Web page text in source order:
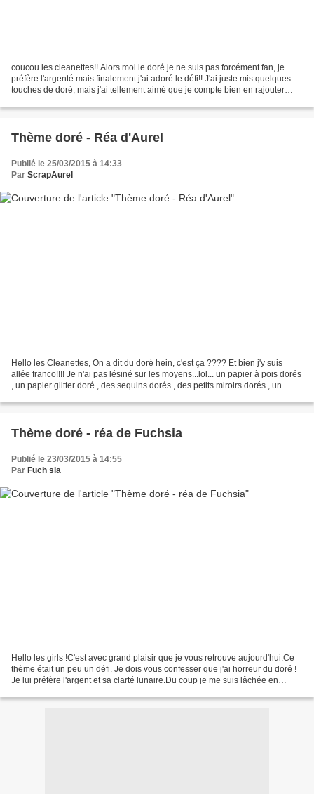
coucou les cleanettes!! Alors moi le doré je ne suis pas forcément fan, je
préfère l'argenté mais finalement j'ai adoré le défi!! J'ai juste mis quelques
touches de doré, mais j'ai tellement aimé que je compte bien en rajouter
Thème doré - Réa d'Aurel
Publié le 25/03/2015 à 14:33
Par ScrapAurel
Hello les Cleanettes, On a dit du doré hein, c'est ça ???? Et bien j'y suis
allée franco!!!! Je n'ai pas lésiné sur les moyens...lol... un papier à pois dorés
, un papier glitter doré , des sequins dorés , des petits miroirs dorés , un
Thème doré - réa de Fuchsia
Publié le 23/03/2015 à 14:55
Par Fuch sia
Hello les girls !C'est avec grand plaisir que je vous retrouve aujourd'hui.Ce
thème était un peu un défi. Je dois vous confesser que j'ai horreur du doré !
Je lui préfère l'argent et sa clarté lunaire.Du coup je me suis lâchée en